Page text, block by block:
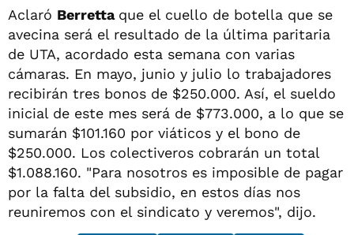
Aclaró Berretta que el cuello de botella que se
avecina será el resultado de la última paritaria
de UTA, acordado esta semana con varias
cámaras. En mayo, junio y julio lo trabajadores
recibirán tres bonos de $250.000. Así, el sueldo
inicial de este mes será de $773.000, a lo que se
sumarán $101.160 por viáticos y el bono de
$250.000. Los colectiveros cobrarán un total
$1.088.160. "Para nosotros es imposible de pagar
por la falta del subsidio, en estos días nos
reuniremos con el sindicato y veremos", dijo.